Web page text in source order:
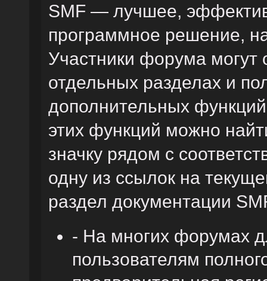
SMF — лучшее,
программное решение,
Участники форума
отдельных разделах и
дополнительных
этих функций можно
значку рядом с
одну из ссылок на
раздел документации
- На многих форумах
пользователям